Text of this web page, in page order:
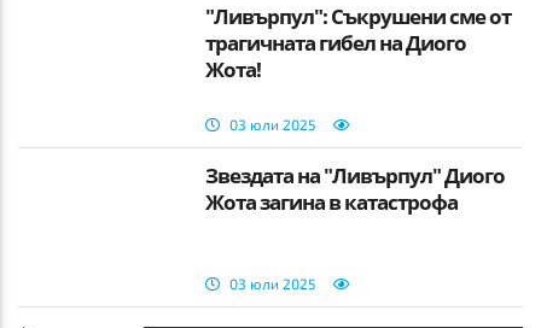
"Ливърпул": Съкрушени сме от
трагичната гибел на Диого
Жота!
03 юли 2025
Звездата на "Ливърпул" Диого
Жота загина в катастрофа
03 юли 2025